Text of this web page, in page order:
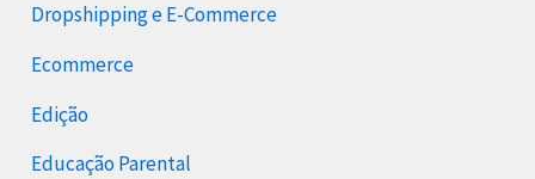
Dropshipping e E-Commerce
Ecommerce
Edição
Educação Parental